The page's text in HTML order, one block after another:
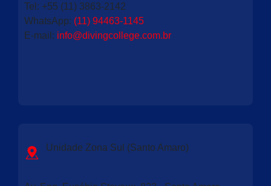
Tel: +55 (11) 3863-2142
WhatsApp: (11) 94463-1145
E-mail : info@divingcollege.com.br
Unidade Zona Sul (Santo Amaro)